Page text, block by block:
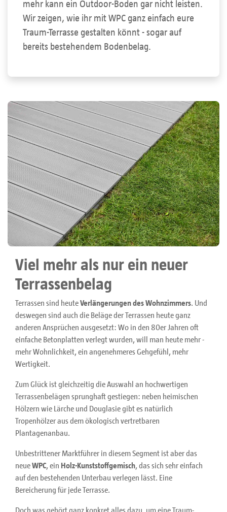
mehr kann ein Outdoor-Boden gar nicht leisten.
Wir zeigen, wie ihr mit WPC ganz einfach eure
Traum-Terrasse gestalten könnt - sogar auf
bereits bestehendem Bodenbelag.
Viel mehr als nur ein neuer
Terrassenbelag
Terrassen sind heuteVerlängerungen des Wohnzimmers. Und
deswegen sind auch die Beläge der Terrassen heute ganz
anderen Ansprüchen ausgesetzt: Wo in den 80er Jahren oft
einfache Betonplatten verlegt wurden, will man heute mehr -
mehr Wohnlichkeit, ein angenehmeres Gehgefühl, mehr
Wertigkeit.
Zum Glück ist gleichzeitig die Auswahl an hochwertigen
Terrassenbelägen sprunghaft gestiegen: neben heimischen
Hölzern wie Lärche und Douglasie gibt es natürlich
Tropenhölzer aus dem ökologisch vertretbaren
Plantagenanbau.
Unbestrittener Marktführer in diesem Segment ist aber das
neueWPC, ein Holz-Kunststoffgemisch, das sich sehr einfach
auf den bestehenden Unterbau verlegen lässt. Eine
Bereicherung für jede Terrasse.
Doch was gehört ganz konkret alles dazu, um eine Traum-